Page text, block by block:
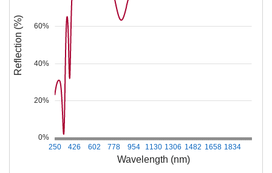
Wavelength (nm)
250 426 602 778 954 1130 1306 1482 1658 1834
0%
20%
40%
60%
Reflection (%)